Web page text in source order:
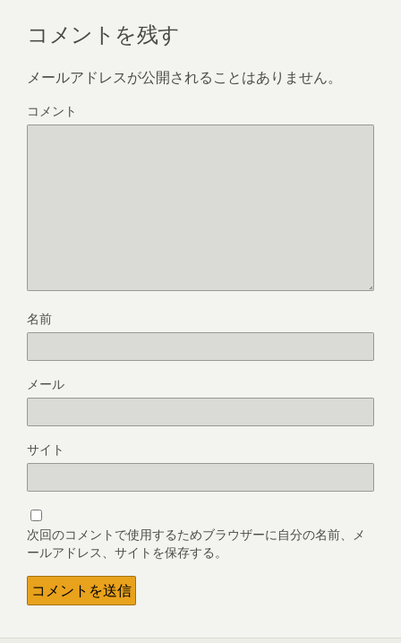
コメントを残す
メールアドレスが公開されることはありません。
コメント
名前
メール
サイト
次回のコメントで使用するためブラウザーに自分の名前、メ
ールアドレス、サイトを保存する。